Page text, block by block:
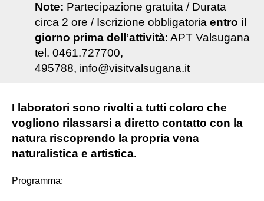
Note: Partecipazione gratuita / Durata
circa 2 ore / Iscrizione obbligatoria entro il
giorno prima dell’attività: APT Valsugana
tel. 0461.727700,
495788, info@visitvalsugana.it
I laboratori sono rivolti a tutti coloro che
vogliono rilassarsi a diretto contatto con la
natura riscoprendo la propria vena
naturalistica e artistica.
Programma: